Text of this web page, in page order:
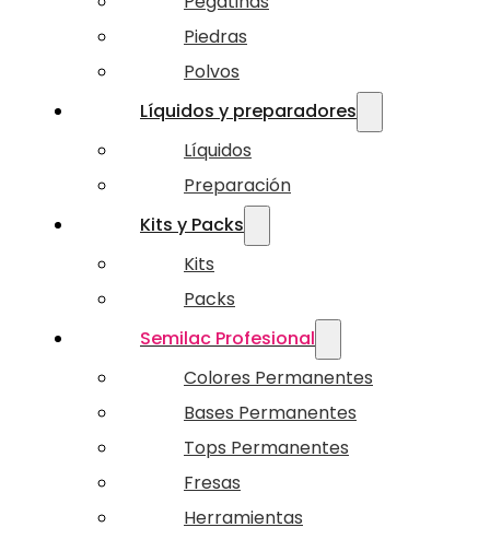
Piedras
Polvos
Líquidos y preparadores
Líquidos
Preparación
Kits y Packs
Kits
Packs
Semilac Profesional
Colores Permanentes
Bases Permanentes
Tops Permanentes
Fresas
Herramientas